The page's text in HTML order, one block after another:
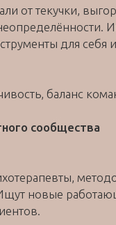
от текучки,
для себя
баланс
сообщества
новые